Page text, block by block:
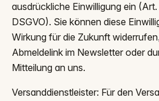
ausdrückliche Einwilligung ein (Art.
DSGVO). Sie können diese
Wirkung für die Zukunft
Abmeldelink im Newsletter oder
Mitteilung an uns.
Versanddienstleister: Für den